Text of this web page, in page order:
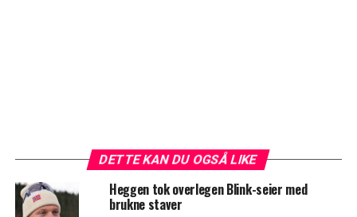
DETTE KAN DU OGSÅ LIKE
Heggen tok overlegen Blink-seier med
brukne staver